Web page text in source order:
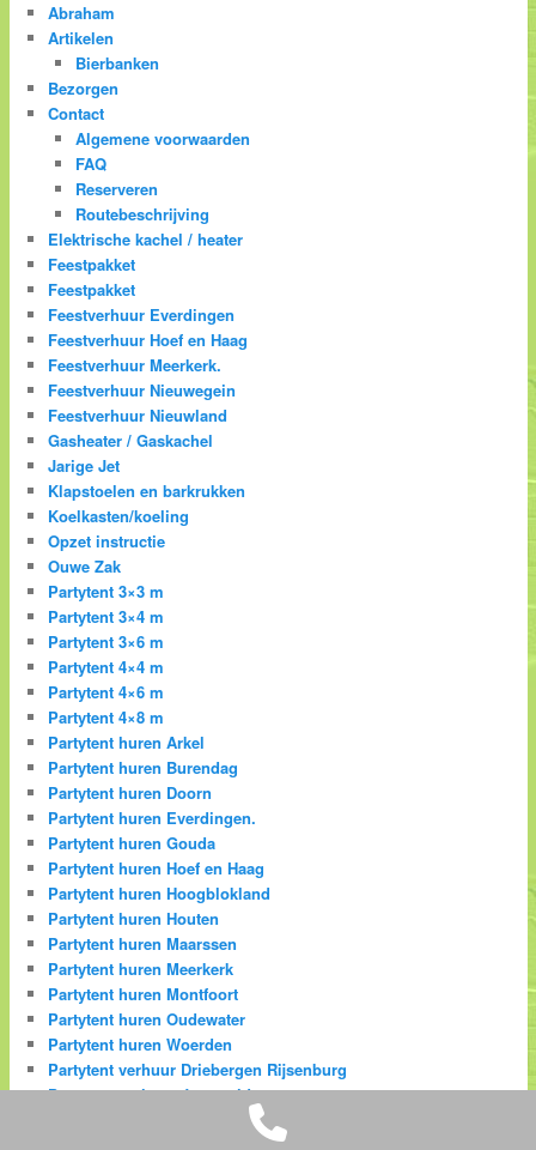
Abraham
Artikelen
Bierbanken
Bezorgen
Contact
Algemene voorwaarden
FAQ
Reserveren
Routebeschrijving
Elektrische kachel / heater
Feestpakket
Feestpakket
Feestverhuur Everdingen
Feestverhuur Hoef en Haag
Feestverhuur Meerkerk.
Feestverhuur Nieuwegein
Feestverhuur Nieuwland
Gasheater / Gaskachel
Jarige Jet
Klapstoelen en barkrukken
Koelkasten/koeling
Opzet instructie
Ouwe Zak
Partytent 3×3 m
Partytent 3×4 m
Partytent 3×6 m
Partytent 4×4 m
Partytent 4×6 m
Partytent 4×8 m
Partytent huren Arkel
Partytent huren Burendag
Partytent huren Doorn
Partytent huren Everdingen.
Partytent huren Gouda
Partytent huren Hoef en Haag
Partytent huren Hoogblokland
Partytent huren Houten
Partytent huren Maarssen
Partytent huren Meerkerk
Partytent huren Montfoort
Partytent huren Oudewater
Partytent huren Woerden
Partytent verhuur Driebergen Rijsenburg
Partytent verhuur Jaarsveld